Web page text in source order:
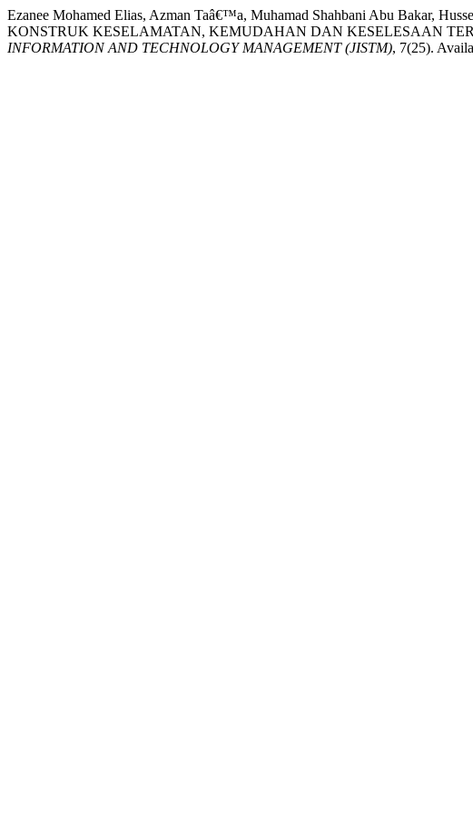
Ezanee Mohamed Elias, Azman Taâ€™a, Muhamad Shahbani Abu Bakar,
KONSTRUK KESELAMATAN, KEMUDAHAN DAN KESELESAAN
INFORMATION AND TECHNOLOGY MANAGEMENT (JISTM), 7(25).